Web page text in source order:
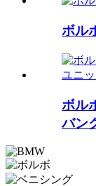
ボル
ボル
バン